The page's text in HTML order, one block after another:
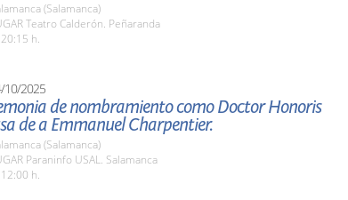
(Salamanca)
Teatro Calderón. Peñaranda
h.
10/2025
de nombramiento como Doctor Honoris
de a Emmanuel Charpentier.
(Salamanca)
Paraninfo USAL. Salamanca
h.